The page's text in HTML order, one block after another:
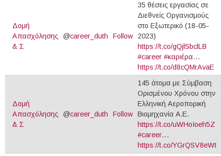
Δομή
Απασχόλησης
& Σ
@career_duth Follow
35 θέσεις εργασίας σε
Διεθνείς Οργανισμούς
στο Εξωτερικό (18-05-
2023)
https://t.co/gQjlSbclLB
#career #καριέρα…
https://t.co/d8cQMrAvaE
Δομή
Απασχόλησης
& Σ
@career_duth Follow
145 άτομα με Σύμβαση
Ορισμένου Χρόνου στην
Ελληνική Αεροπορική
Βιομηχανία Α.Ε.
https://t.co/uWHoIoeh5Z
#career…
https://t.co/YGrQSV8eWt